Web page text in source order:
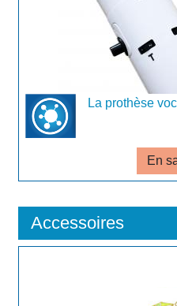
La prothèse
En
Accessoires